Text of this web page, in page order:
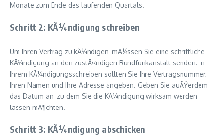
Monate zum Ende des laufenden Quartals.
Schritt 2: KÃ¼ndigung schreiben
Um Ihren Vertrag zu kÃ¼ndigen, mÃ¼ssen Sie eine schriftliche
KÃ¼ndigung an den zustÃ¤ndigen Rundfunkanstalt senden. In
Ihrem KÃ¼ndigungsschreiben sollten Sie Ihre Vertragsnummer,
Ihren Namen und Ihre Adresse angeben. Geben Sie auÃŸerdem
das Datum an, zu dem Sie die KÃ¼ndigung wirksam werden
lassen mÃ¶chten.
Schritt 3: KÃ¼ndigung abschicken